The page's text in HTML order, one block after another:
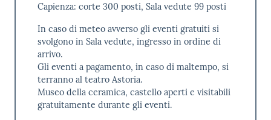
Capienza: corte 300 posti, Sala vedute 99 posti
In caso di meteo avverso gli eventi gratuiti si
svolgono in Sala vedute, ingresso in ordine di
arrivo.
Gli eventi a pagamento, in caso di maltempo, si
terranno al teatro Astoria.
Museo della ceramica, castello aperti e visitabili
gratuitamente durante gli eventi.